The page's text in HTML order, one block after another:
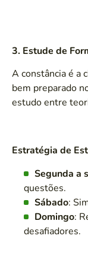
3. Estude de
A constância é a
bem preparado
estudo entre
Estratégia de
Segunda a
questões.
Sábado:
Domingo:
desafiadores.